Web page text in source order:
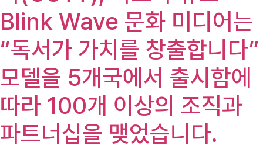
Blink Wave 문화 미디어는
“독서가 가치를 창출합니다”
모델을 5개국에서 출시함에
따라 100개 이상의 조직과
파트너십을 맺었습니다.